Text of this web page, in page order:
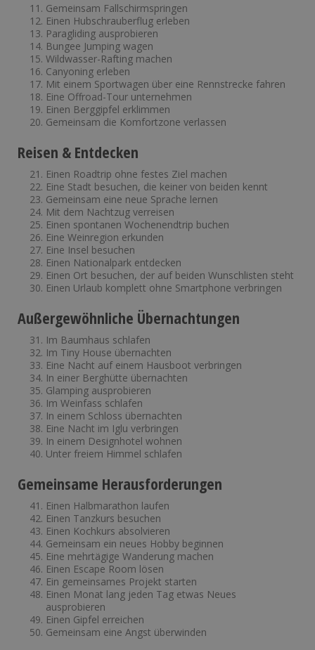
Gemeinsam Fallschirmspringen
Einen Hubschrauberflug erleben
Paragliding ausprobieren
Bungee Jumping wagen
Wildwasser-Rafting machen
Canyoning erleben
Mit einem Sportwagen über eine Rennstrecke fahren
Eine Offroad-Tour unternehmen
Einen Berggipfel erklimmen
Gemeinsam die Komfortzone verlassen
Reisen & Entdecken
Einen Roadtrip ohne festes Ziel machen
Eine Stadt besuchen, die keiner von beiden kennt
Gemeinsam eine neue Sprache lernen
Mit dem Nachtzug verreisen
Einen spontanen Wochenendtrip buchen
Eine Weinregion erkunden
Eine Insel besuchen
Einen Nationalpark entdecken
Einen Ort besuchen, der auf beiden Wunschlisten steht
Einen Urlaub komplett ohne Smartphone verbringen
Außergewöhnliche Übernachtungen
Im Baumhaus schlafen
Im Tiny House übernachten
Eine Nacht auf einem Hausboot verbringen
In einer Berghütte übernachten
Glamping ausprobieren
Im Weinfass schlafen
In einem Schloss übernachten
Eine Nacht im Iglu verbringen
In einem Designhotel wohnen
Unter freiem Himmel schlafen
Gemeinsame Herausforderungen
Einen Halbmarathon laufen
Einen Tanzkurs besuchen
Einen Kochkurs absolvieren
Gemeinsam ein neues Hobby beginnen
Eine mehrtägige Wanderung machen
Einen Escape Room lösen
Ein gemeinsames Projekt starten
Einen Monat lang jeden Tag etwas Neues
ausprobieren
Einen Gipfel erreichen
Gemeinsam eine Angst überwinden